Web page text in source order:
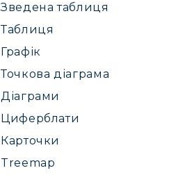
Зведена таблиця
Таблиця
Графік
Точкова діаграма
Діаграми
Циферблати
Карточки
Treemap